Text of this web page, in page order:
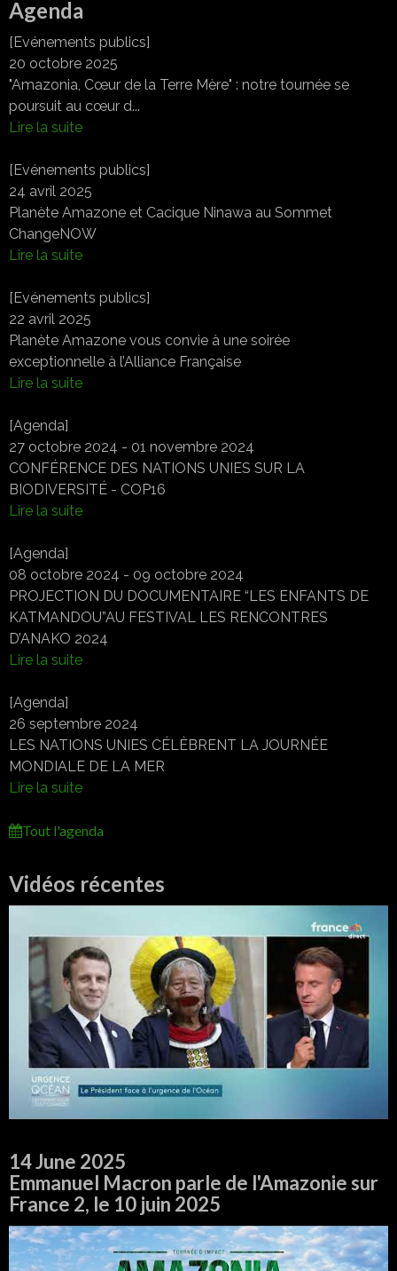
Agenda
[Evénements publics]
20 octobre 2025
"Amazonia, Cœur de la Terre Mère" : notre tournée se
poursuit au cœur d...
Lire la suite
[Evénements publics]
24 avril 2025
Planète Amazone et Cacique Ninawa au Sommet
ChangeNOW
Lire la suite
[Evénements publics]
22 avril 2025
Planète Amazone vous convie à une soirée
exceptionnelle à l’Alliance Française
Lire la suite
[Agenda]
27 octobre 2024 - 01 novembre 2024
CONFÉRENCE DES NATIONS UNIES SUR LA
BIODIVERSITÉ - COP16
Lire la suite
[Agenda]
08 octobre 2024 - 09 octobre 2024
PROJECTION DU DOCUMENTAIRE “LES ENFANTS DE
KATMANDOU”AU FESTIVAL LES RENCONTRES
D’ANAKO 2024
Lire la suite
[Agenda]
26 septembre 2024
LES NATIONS UNIES CÉLÈBRENT LA JOURNÉE
MONDIALE DE LA MER
Lire la suite
Tout l'agenda
Vidéos récentes
14 June 2025
Emmanuel Macron parle de l'Amazonie sur
France 2, le 10 juin 2025